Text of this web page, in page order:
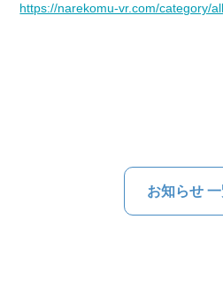
https://narekomu-vr.com/category/
お知らせ